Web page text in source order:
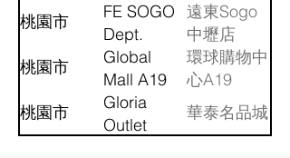
(Taoyuan)
桃園市
FE SOGO
Dept.
Store
(Zhongli)
遠東Sogo
中壢店
桃園市
Global
Mall A19
環球購物中
心A19
桃園市
Gloria
Outlet
華泰名品城